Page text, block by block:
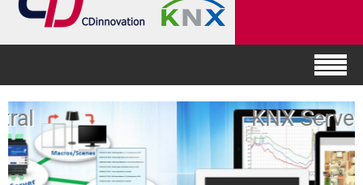
KNX Server User Interface